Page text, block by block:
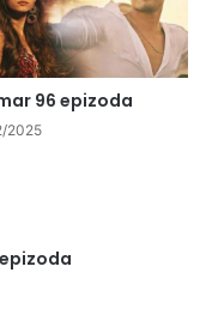
96 epizoda
2025